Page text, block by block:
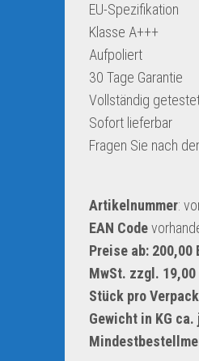
EU-Spezifikation
Klasse A+++
Aufpoliert
30 Tage Garantie
Vollständig
Sofort lieferbar
Fragen Sie nach
Artikelnummer:
EAN Code
Preise ab: 200,00
MwSt. zzgl. 19,00
Stück pro
Gewicht in KG